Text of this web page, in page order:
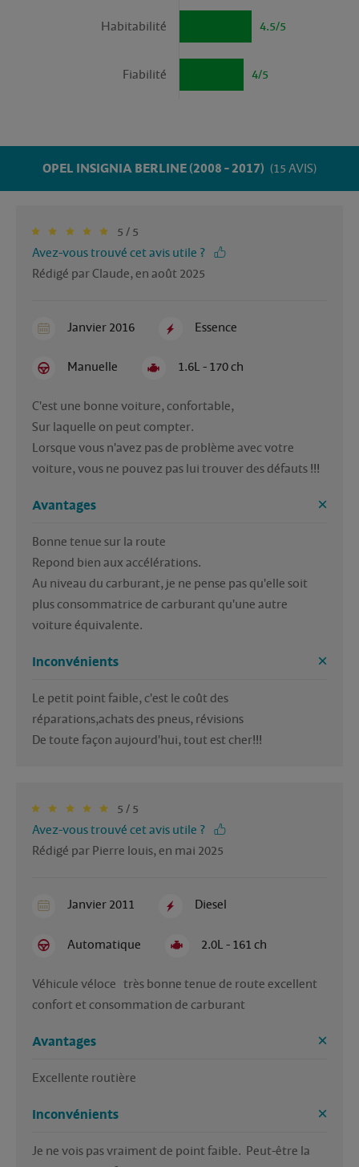
4.5/5
Habitabilité
4/5
Fiabilité
OPEL INSIGNIA BERLINE (2008 - 2017) (15 AVIS)
5 / 5
Avez-vous trouvé cet avis utile ?
Rédigé par Claude, en août 2025
Janvier 2016 Essence
Manuelle 1.6L - 170 ch
C'est une bonne voiture, confortable,
Sur laquelle on peut compter.
Lorsque vous n'avez pas de problème avec votre
Avantages
Bonne tenue sur la route
Repond bien aux accélérations.
Au niveau du carburant, je ne pense pas qu'elle soit
plus consommatrice de carburant qu'une autre
voiture équivalente.
Inconvénients
Le petit point faible, c'est le coût des
réparations,achats des pneus, révisions
De toute façon aujourd'hui, tout est cher!!!
5 / 5
Avez-vous trouvé cet avis utile ?
Rédigé par Pierre louis, en mai 2025
Janvier 2011 Diesel
Automatique 2.0L - 161 ch
Véhicule véloce   très bonne tenue de route excellent
confort et consommation de carburant
Avantages
Excellente routière
Inconvénients
Je ne vois pas vraiment de point faible.  Peut-être la